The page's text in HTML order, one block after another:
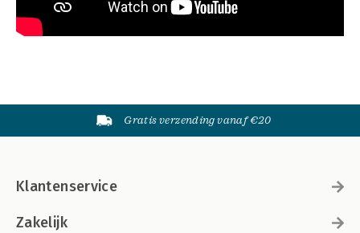
Gratis verzending vanaf €20
Klantenservice
Zakelijk